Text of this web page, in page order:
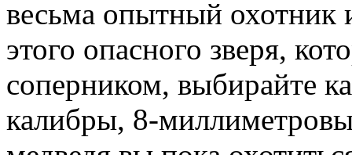
весьма опытный охотник
этого опасного зверя,
соперником, выбирайте
калибры, 8-